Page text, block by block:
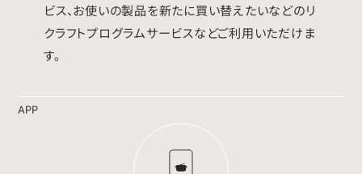
ビス、お使いの製品を新たに買い替えたいなどのリ
クラフトプログラムサービスなどご利用いただけま
す。
APP